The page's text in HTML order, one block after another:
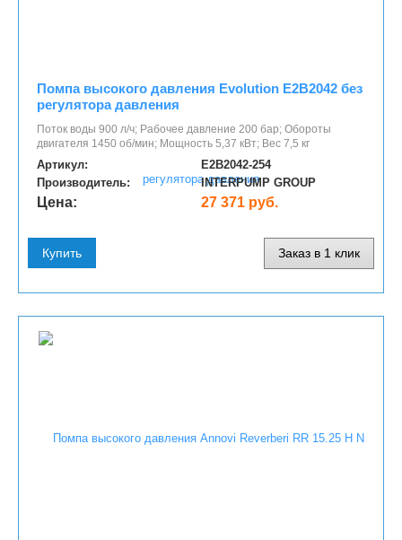
Помпа высокого давления Evolution E2B2042 без
регулятора давления
Поток воды 900 л/ч; Рабочее давление 200 бар; Обороты
двигателя 1450 об/мин; Мощность 5,37 кВт; Вес 7,5 кг
Артикул:
E2B2042-254
Производитель:
INTERPUMP GROUP
Цена: 27 371 руб.
Купить Заказ в 1 клик